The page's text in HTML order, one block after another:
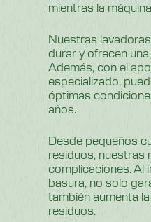
mientras la
Nuestras
durar y ofrecen
Además, con el
especializado,
óptimas
años.
Desde pequeños
residuos, nuestras
complicaciones. Al
basura, no solo
también aumenta
residuos.